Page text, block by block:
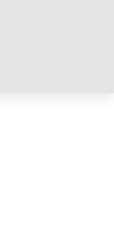
Peringkat III Nasional